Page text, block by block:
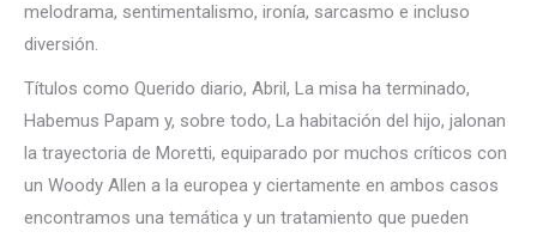
melodrama, sentimentalismo, ironía, sarcasmo e incluso
diversión.
Títulos como Querido diario, Abril, La misa ha terminado,
Habemus Papam y, sobre todo, La habitación del hijo, jalonan
la trayectoria de Moretti, equiparado por muchos críticos con
un Woody Allen a la europea y ciertamente en ambos casos
encontramos una temática y un tratamiento que pueden